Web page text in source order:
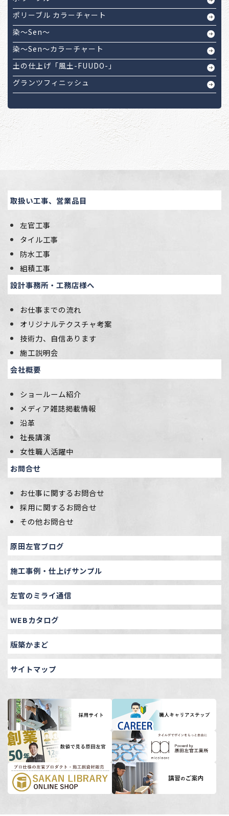
ポリーブル カラーチャート
染～Sen～
染～Sen～カラーチャート
土の仕上げ「風土-FUUDO-」
グランツフィニッシュ
取扱い工事、営業品目
左官工事
タイル工事
防水工事
組積工事
設計事務所・工務店様へ
お仕事までの流れ
オリジナルテクスチャ考案
技術力、自信あります
施工説明会
会社概要
ショールーム紹介
メディア雑誌掲載情報
沿革
社長講演
女性職人活躍中
お問合せ
お仕事に関するお問合せ
採用に関するお問合せ
その他お問合せ
原田左官ブログ
施工事例・仕上げサンプル
左官のミライ通信
WEBカタログ
版築かまど
サイトマップ